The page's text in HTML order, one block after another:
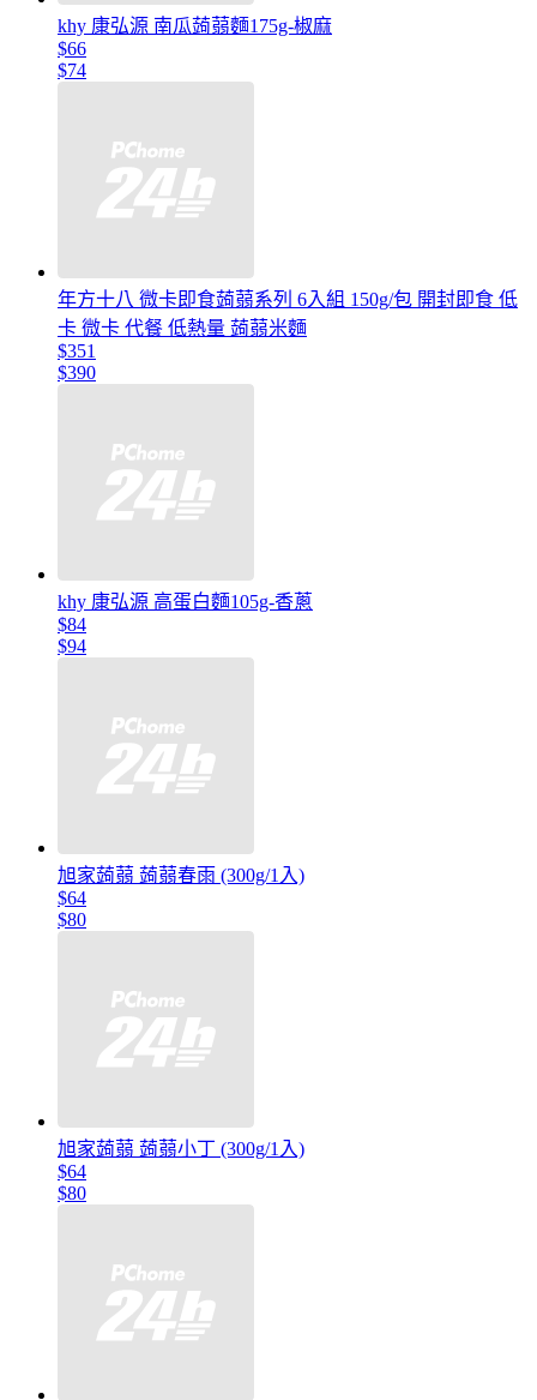
khy 康弘源 南瓜蒟蒻麵175g-椒麻
$66
$74
年方十八 微卡即食蒟蒻系列 6入組 150g/包 開封即食 低
卡 微卡 代餐 低熱量 蒟蒻米麵
$351
$390
khy 康弘源 高蛋白麵105g-香蔥
$84
$94
旭家蒟蒻 蒟蒻春雨 (300g/1入)
$64
$80
旭家蒟蒻 蒟蒻小丁 (300g/1入)
$64
$80